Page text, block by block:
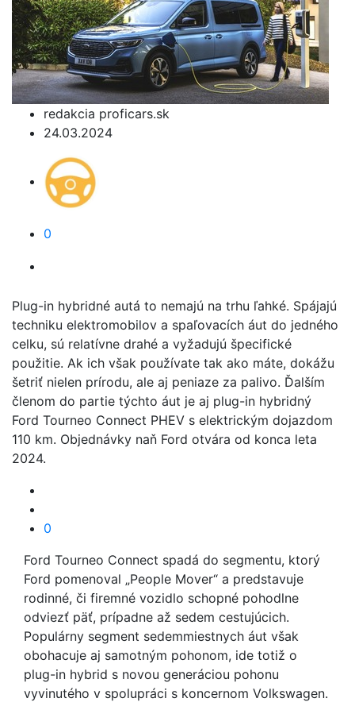
redakcia proficars.sk
24.03.2024
0
Plug-in hybridné autá to nemajú na trhu ľahké. Spájajú
techniku elektromobilov a spaľovacích áut do jedného
celku, sú relatívne drahé a vyžadujú špecifické
použitie. Ak ich však používate tak ako máte, dokážu
šetriť nielen prírodu, ale aj peniaze za palivo. Ďalším
členom do partie týchto áut je aj plug-in hybridný
Ford Tourneo Connect PHEV s elektrickým dojazdom
110 km. Objednávky naň Ford otvára od konca leta
2024.
0
Ford Tourneo Connect spadá do segmentu, ktorý
Ford pomenoval „People Mover“ a predstavuje
rodinné, či firemné vozidlo schopné pohodlne
odviezť päť, prípadne až sedem cestujúcich.
Populárny segment sedemmiestnych áut však
obohacuje aj samotným pohonom, ide totiž o
plug-in hybrid s novou generáciou pohonu
vyvinutého v spolupráci s koncernom Volkswagen.